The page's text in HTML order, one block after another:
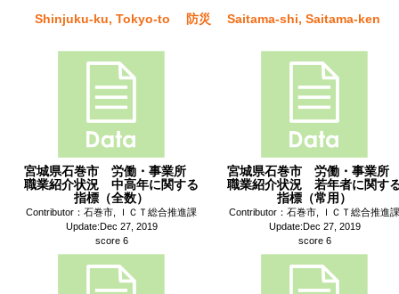
Shinjuku-ku, Tokyo-to 防災 Saitama-shi, Saitama-ken
宮城県石巻市 労働・事業所
職業紹介状況 中高年に関する
指標（全数）
Contributor：石巻市, ＩＣＴ総合推進課
Update:Dec 27, 2019
score 6
宮城県石巻市 労働・事業
職業紹介状況 若年者に関す
指標（常用）
Contributor：石巻市, ＩＣＴ総合推進課
Update:Dec 27, 2019
score 6